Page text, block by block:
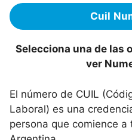
Cuil
Selecciona una de las
ver
El número de CUIL
Laboral) es una
persona que comience